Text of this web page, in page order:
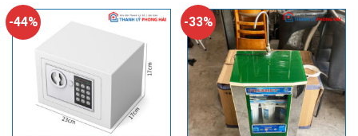
680,000₫.
960,000₫.
-44% -33%